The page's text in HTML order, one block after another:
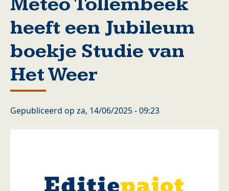
heeft een Jubileum
boekje Studie van
Het Weer
Gepubliceerd op za, 14/06/2025 - 09:23